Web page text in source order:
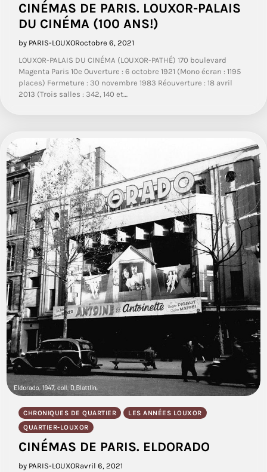
CINÉMAS DE PARIS. LOUXOR-PALAIS
DU CINÉMA (100 ANS!)
by PARIS-LOUXORoctobre 6, 2021
LOUXOR-PALAIS DU CINÉMA (LOUXOR-PATHÉ) 170 boulevard
Magenta Paris 10e Ouverture : 6 octobre 1921 (Mono écran : 1195
places) Fermeture : 30 novembre 1983 Réouverture : 18 avril
2013 (Trois salles : 342, 140 et…
CHRONIQUES DE QUARTIER
LES ANNÉES LOUXOR
QUARTIER-LOUXOR
CINÉMAS DE PARIS. ELDORADO
by PARIS-LOUXORavril 6, 2021